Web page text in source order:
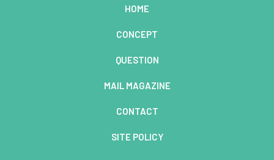
HOME
CONCEPT
QUESTION
MAIL MAGAZINE
CONTACT
SITE POLICY